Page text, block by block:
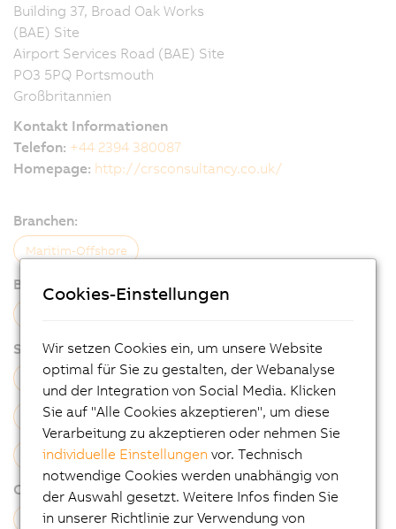
Building 37, Broad Oak Works
(BAE) Site
Airport Services Road (BAE) Site
PO3 5PQ Portsmouth
Großbritannien
Kontakt Informationen
Telefon: +44 2394 380087
Homepage: http://crsconsultancy.co.uk/
Branchen:
Maritim-Offshore
B&R Expertisen:
Services:
Schaltschrankbau Softwareentwicklung
Simulation Installation Inbetriebnahme
Service Vor Ort
Channel type:
System Integrator
Cookies-Einstellungen
Wir setzen Cookies ein, um unsere Website
optimal für Sie zu gestalten, der Webanalyse
und der Integration von Social Media. Klicken
Sie auf "Alle Cookies akzeptieren", um diese
Verarbeitung zu akzeptieren oder nehmen Sie
individuelle Einstellungen vor. Technisch
notwendige Cookies werden unabhängig von
der Auswahl gesetzt. Weitere Infos finden Sie
in unserer Richtlinie zur Verwendung von